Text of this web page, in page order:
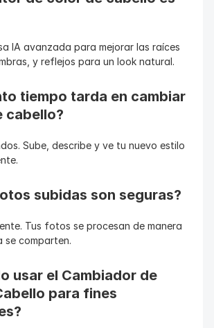
IA avanzada para mejorar las raíces
y reflejos para un look natural.
tiempo tarda en cambiar
cabello?
Sube, describe y ve tu nuevo estilo
subidas son seguras?
Tus fotos se procesan de manera
se comparten.
usar el Cambiador de
para fines